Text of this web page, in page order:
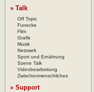
» Talk
Off Topic
Funecke
Film
Grafik
Musik
Netzwelt
Sport und Ernährung
Szene Talk
Videobearbeitung
Zwischenmenschliches
» Support